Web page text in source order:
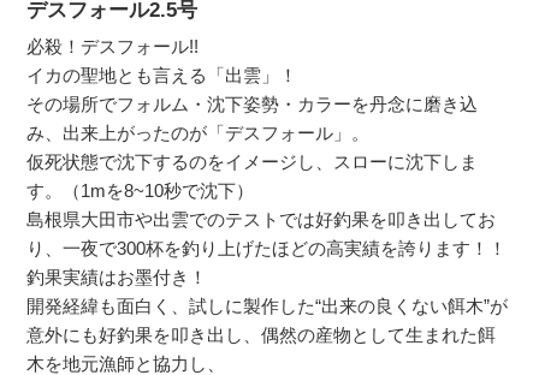
デスフォール2.5号
必殺！デスフォール!!
イカの聖地とも言える「出雲」！
その場所でフォルム・沈下姿勢・カラーを丹念に磨き込
み、出来上がったのが「デスフォール」。
仮死状態で沈下するのをイメージし、スローに沈下しま
す。（1mを8~10秒で沈下）
島根県大田市や出雲でのテストでは好釣果を叩き出してお
り、一夜で300杯を釣り上げたほどの高実績を誇ります！！
釣果実績はお墨付き！
開発経緯も面白く、試しに製作した“出来の良くない餌木”が
意外にも好釣果を叩き出し、偶然の産物として生まれた餌
木を地元漁師と協力し、